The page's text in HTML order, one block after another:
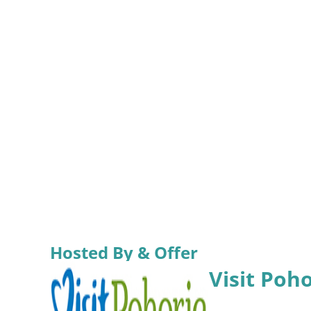
Hosted By & Offer
Visit